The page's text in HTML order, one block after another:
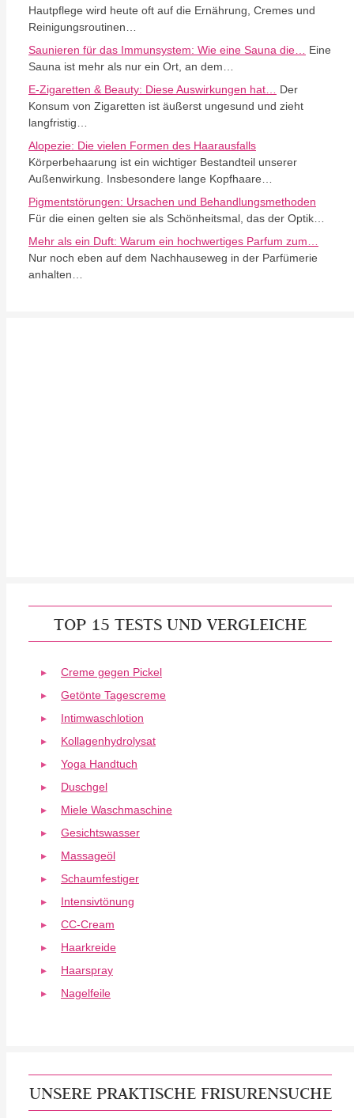
Hautpflege wird heute oft auf die Ernährung, Cremes und
Reinigungsroutinen…
Saunieren für das Immunsystem: Wie eine Sauna die…
Eine
Sauna ist mehr als nur ein Ort, an dem…
E-Zigaretten & Beauty: Diese Auswirkungen hat…
Der
Konsum von Zigaretten ist äußerst ungesund und zieht
langfristig…
Alopezie: Die vielen Formen des Haarausfalls
Körperbehaarung ist ein wichtiger Bestandteil unserer
Außenwirkung. Insbesondere lange Kopfhaare…
Pigmentstörungen: Ursachen und Behandlungsmethoden
Für die einen gelten sie als Schönheitsmal, das der Optik…
Mehr als ein Duft: Warum ein hochwertiges Parfum zum…
Nur noch eben auf dem Nachhauseweg in der Parfümerie
anhalten…
TOP 15 TESTS UND VERGLEICHE
Creme gegen Pickel
Getönte Tagescreme
Intimwaschlotion
Kollagenhydrolysat
Yoga Handtuch
Duschgel
Miele Waschmaschine
Gesichtswasser
Massageöl
Schaumfestiger
Intensivtönung
CC-Cream
Haarkreide
Haarspray
Nagelfeile
UNSERE PRAKTISCHE FRISURENSUCHE